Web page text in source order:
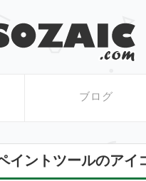
ブログ
イントツールのアイ